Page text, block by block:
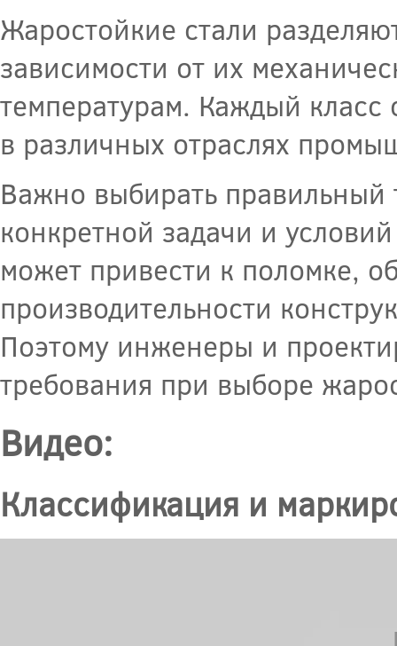
Жаростойкие стали
зависимости от их
температурам. Каждый
в различных отраслях
Важно выбирать правильный
конкретной задачи и
может привести к поломке,
производительности
Поэтому инженеры и
требования при выборе
Видео:
Классификация и